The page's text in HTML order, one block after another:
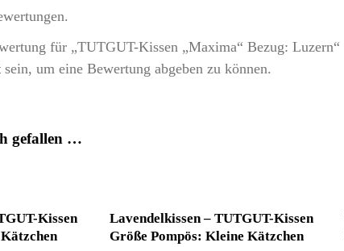
für „TUTGUT-Kissen „Maxima“ Bezug: Luzern“
sein, um eine Bewertung abgeben zu können.
gefallen …
Kissen
Lavendelkissen – TUTGUT-Kissen
Größe Pompös: Kleine Kätzchen